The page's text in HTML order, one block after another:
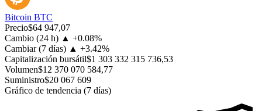
Bitcoin BTC
Precio$64 947,07
Cambio (24 h) ▲ +0.08%
Cambiar (7 días) ▲ +3.42%
Capitalización bursátil$1 303 332 315 736,53
Volumen$12 370 070 584,77
Suministro$20 067 609
Gráfico de tendencia (7 días)